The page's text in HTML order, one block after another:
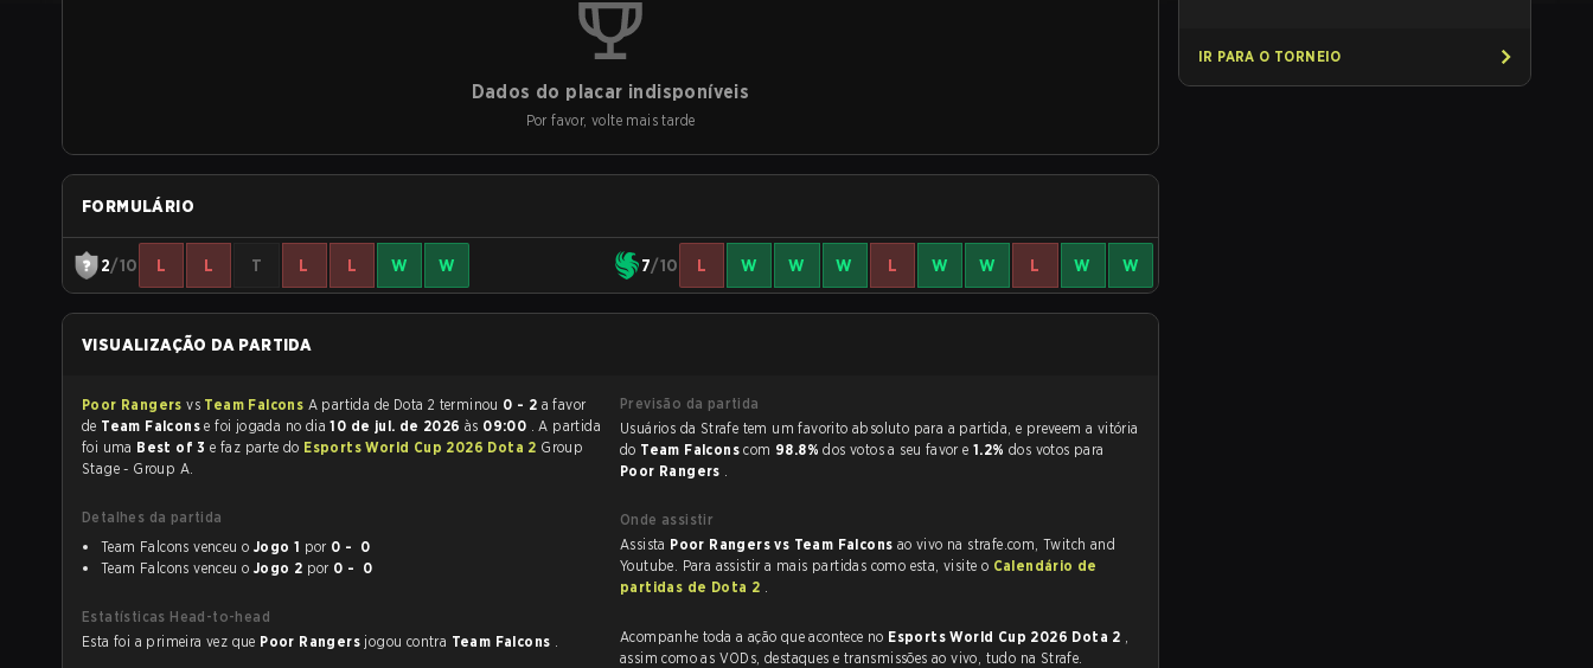
Dados do placar indisponíveis
Por favor, volte mais tarde
FORMULÁRIO
2/10 L L T L L W W 7/10 L W W W L W W L W W
VISUALIZAÇÃO DA PARTIDA
Poor Rangersvs Team Falcons A partida de Dota 2 terminou 0 - 2
de Team Falcons e foi jogada no dia10 de jul. de 2026 às 09:00 . A partida
foi uma Best of 3e faz parte do Esports World Cup 2026 Dota 2 Group
Stage - Group A.
Detalhes da partida
Team Falcons venceu o Jogo 1 por
0 - 0
Team Falcons venceu o Jogo 2 por 0 - 0
Estatísticas Head-to-head
Esta foi a primeira vez que Poor Rangers jogou contra Team Falcons .
Previsão da partida
Usuários da Strafe tem um favorito absoluto para a partida, e preveem a vitória
do Team Falconscom 98.8%dos votos a seu favor e 1.2% dos votos para
Poor Rangers .
Onde assistir
Assista Poor Rangers vs Team Falcons ao vivo na strafe.com, Twitch and
Youtube. Para assistir a mais partidas como esta, visite o Calendário de
partidas de Dota 2 .
Acompanhe toda a ação que acontece no Esports World Cup 2026 Dota 2 ,
assim como as VODs, destaques e transmissões ao vivo, tudo na Strafe.
IR PARA O TORNEIO